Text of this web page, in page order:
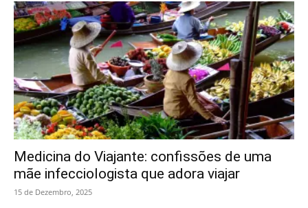
Medicina do Viajante: confissões de uma
mãe infecciologista que adora viajar
15 de Dezembro, 2025